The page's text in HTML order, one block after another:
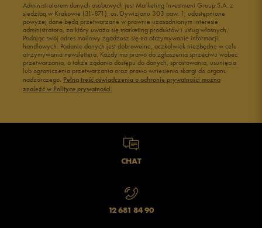
Administratorem danych osobowych jest Marketing Investment Group S.A. z
siedzibą w Krakowie (31-871), os. Dywizjonu 303 paw. 1, udostępnione
powyżej dane będą przetwarzane w prawnie uzasadnionym interesie
administratora, za który uważa się marketing produktów i usług własnych.
Podając swój adres mailowy zgadzasz się na otrzymywanie informacji
handlowych. Podanie danych jest dobrowolne, aczkolwiek niezbędne w celu
otrzymywania newslettera. Każdy ma prawo do zgłoszenia sprzeciwu wobec
przetwarzania, a także żądania dostępu do danych, sprostowania, usunięcia
lub ograniczenia przetwarzania oraz prawo wniesienia skargi do organu
nadzorczego. Pełną treść oświadczenia o ochronie prywatności można
znaleźć w Polityce prywatności.
CHAT
12 681 84 90